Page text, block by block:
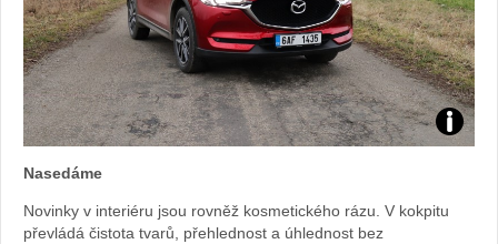
Foto:
Nasedáme
Novinky v interiéru jsou rovněž kosmetického rázu. V kokpitu
převládá čistota tvarů, přehlednost a úhlednost bez